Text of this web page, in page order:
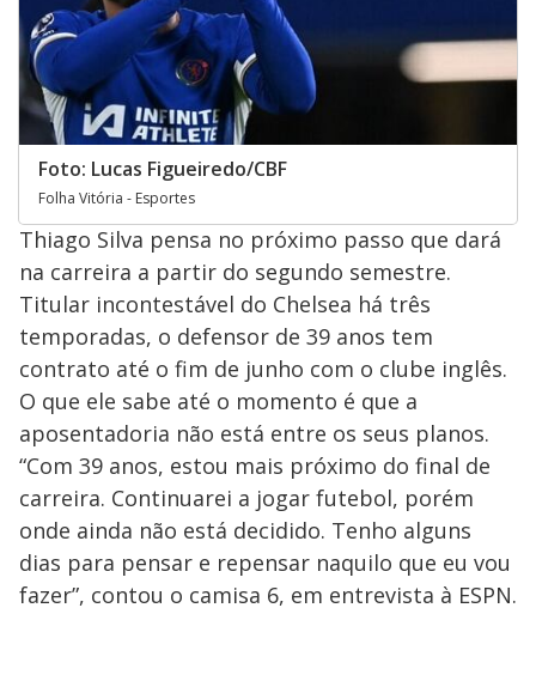
Foto: Lucas Figueiredo/CBF
Folha Vitória - Esportes
Thiago Silva pensa no próximo passo que dará
na carreira a partir do segundo semestre.
Titular incontestável do Chelsea há três
temporadas, o defensor de 39 anos tem
contrato até o fim de junho com o clube inglês.
O que ele sabe até o momento é que a
aposentadoria não está entre os seus planos.
“Com 39 anos, estou mais próximo do final de
carreira. Continuarei a jogar futebol, porém
onde ainda não está decidido. Tenho alguns
dias para pensar e repensar naquilo que eu vou
fazer”, contou o camisa 6, em entrevista à ESPN.